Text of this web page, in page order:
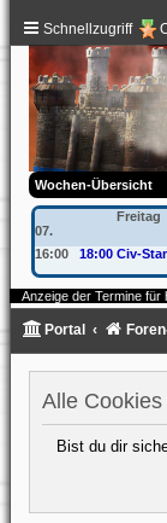
Schnellzugriff
Wochen-Übersicht
Freitag
07.
16:00
18:00 Civ-
Anzeige der Termine für
Portal
Alle
Bist du dir